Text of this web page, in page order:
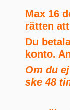
Max 16
rätten
Du
konto.
Om du
ske 48